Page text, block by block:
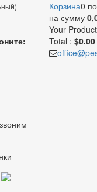
Корзина0
на сумму
Your Product
Total : $0.00